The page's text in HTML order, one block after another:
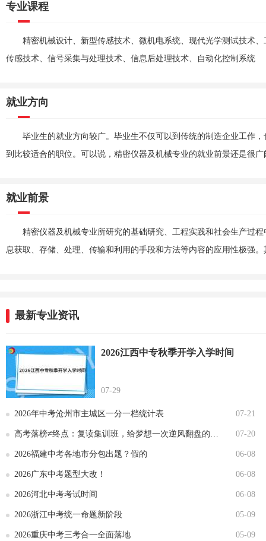
专业课程
精密机械设计、新型传感技术、微机电系统、现代光学测试技术
传感技术、信号采集与处理技术、信息后处理技术、自动化控制系统
就业方向
毕业生的就业方向较广。毕业生不仅可以到传统的制造企业工作
到比较适合的职位。可以说，精密仪器及机械专业的就业前景还是很广
就业前景
精密仪器及机械专业所研究的基础研究、工程实践和社会生产过
息获取、存储、处理、传输和利用的手段和方法等内容的应用性极强
最新专业资讯
2026江西中专秋季开学入学时间
07-29
2026年中考沧州市主城区一分一档统计表 07-21
高考落榜≠终点：复读集训班，给梦想一次逆风翻盘的机会 07-20
2026福建中考各地市分包出题？假的 06-08
2026广东中考题型大改！ 06-08
2026河北中考考试时间 06-08
2026浙江中考统一命题新阶段 05-09
2026重庆中考三考合一全面落地 05-09